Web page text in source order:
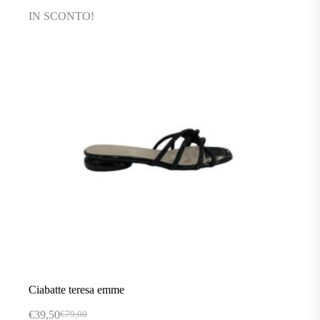
varianti.
Le
IN SCONTO!
Ciabatte teresa emme
€79,00
€39,50